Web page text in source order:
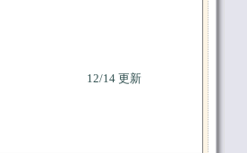
12/14 更新